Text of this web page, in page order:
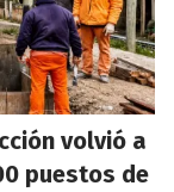
volvió a
puestos de